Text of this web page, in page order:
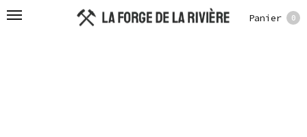
Panier 0